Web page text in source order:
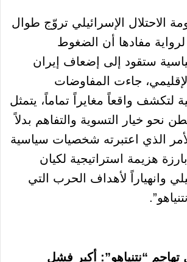
الاحتلال الإسرائيلي تروّج طوال
لرواية مفادها أن الضغوط
ستقود إلى إضعاف إيران
جاءت المفاوضات
لتكشف واقعاً مغايراً تماماً، يتمثل
نحو خيار التسوية والتفاهم بدلاً
الذي اعتبرته شخصيات سياسية
هزيمة استراتيجية لكيان
وانهياراً لأهداف الحرب التي
تهاجم “نتنياهو”: أكبر فشل